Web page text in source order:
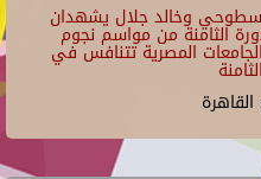
سطوحي وخالد جلال يشهدان
الثامنة من مواسم نجوم
130 عرضًا من الجامعات المصرية تتنافس في